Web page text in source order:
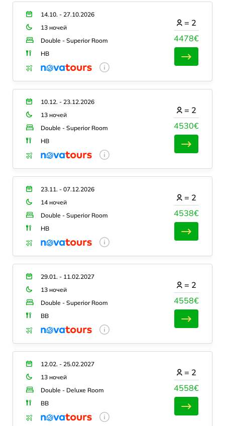
14.10. - 27.10.2026
13 ночей
Double - Superior Room
HB
4478€
= 2
10.12. - 23.12.2026
13 ночей
Double - Superior Room
HB
4530€
= 2
23.11. - 07.12.2026
14 ночей
Double - Superior Room
HB
4538€
= 2
29.01. - 11.02.2027
13 ночей
Double - Superior Room
BB
4558€
= 2
12.02. - 25.02.2027
13 ночей
Double - Deluxe Room
BB
4558€
= 2